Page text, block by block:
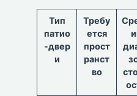
Тип
патио
-двер
и
Требу
ется
прост
ранст
во